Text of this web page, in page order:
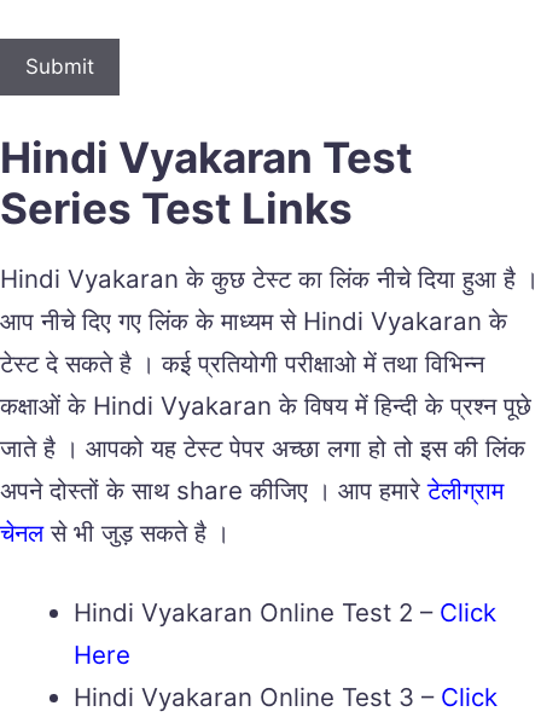
Hindi Vyakaran Test
Series Test Links
Hindi Vyakaran के कुछ टेस्ट का लिंक नीचे दिया हुआ है ।
आप नीचे दिए गए लिंक के माध्यम से Hindi Vyakaran के
टेस्ट दे सकते है । कई प्रतियोगी परीक्षाओ में तथा विभिन्न
कक्षाओं के Hindi Vyakaran के विषय में हिन्दी के प्रश्न पूछे
जाते है । आपको यह टेस्ट पेपर अच्छा लगा हो तो इस की लिंक
अपने दोस्तों के साथ share कीजिए । आप हमारेटेलीग्राम
चेनलसे भी जुड़ सकते है ।
Hindi Vyakaran Online Test 2 – Click
Here
Hindi Vyakaran Online Test 3 – Click